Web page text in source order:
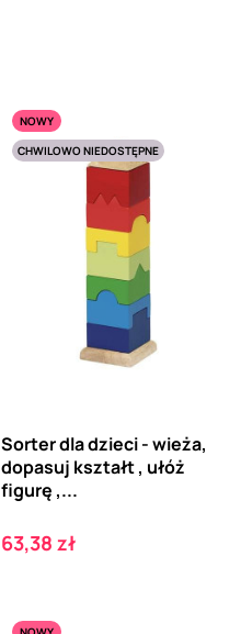
NOWY
CHWILOWO NIEDOSTĘPNE
Sorter dla dzieci - wieża,
dopasuj kształt , ułóż
figurę ,...
Cena
63,38 zł